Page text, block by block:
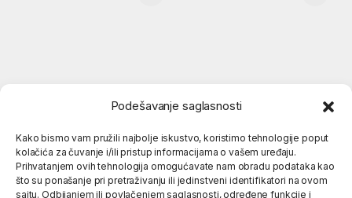
Podešavanje saglasnosti
Kako bismo vam pružili najbolje iskustvo, koristimo tehnologije poput
kolačića za čuvanje i/ili pristup informacijama o vašem uređaju.
Prihvatanjem ovih tehnologija omogućavate nam obradu podataka kao
što su ponašanje pri pretraživanju ili jedinstveni identifikatori na ovom
sajtu. Odbijanjem ili povlačenjem saglasnosti, određene funkcije i
Popularne kategorije